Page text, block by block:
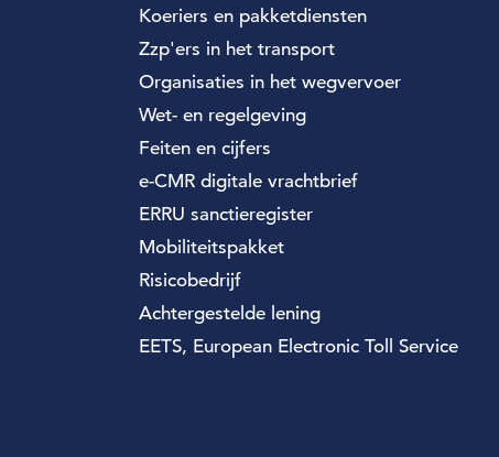
Koeriers en pakketdiensten
Zzp'ers in het transport
Organisaties in het wegvervoer
Wet- en regelgeving
Feiten en cijfers
e-CMR digitale vrachtbrief
ERRU sanctieregister
Mobiliteitspakket
Risicobedrijf
Achtergestelde lening
EETS, European Electronic Toll Service